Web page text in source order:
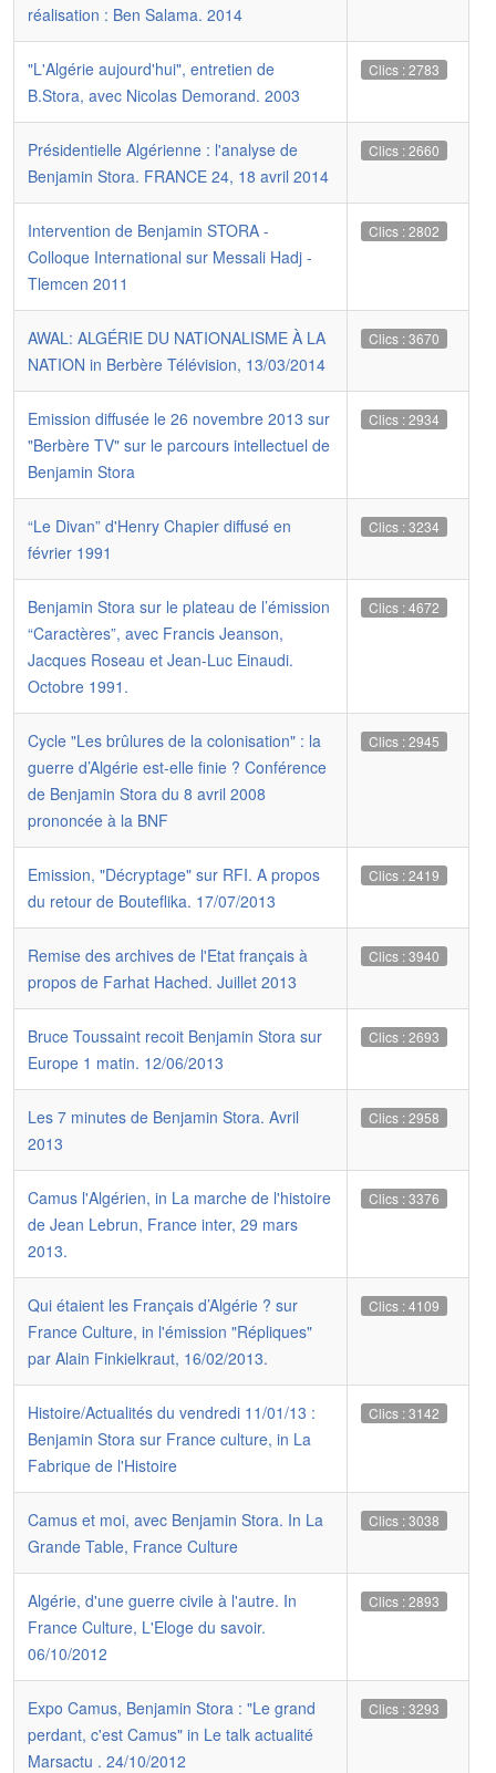
réalisation : Ben Salama. 2014
"L'Algérie aujourd'hui", entretien de
B.Stora, avec Nicolas Demorand. 2003
Clics : 2783
Présidentielle Algérienne : l'analyse de
Benjamin Stora. FRANCE 24, 18 avril 2014
Clics : 2660
Intervention de Benjamin STORA -
Colloque International sur Messali Hadj -
Tlemcen 2011
Clics : 2802
AWAL: ALGÉRIE DU NATIONALISME À LA
NATION in Berbère Télévision, 13/03/2014
Clics : 3670
Emission diffusée le 26 novembre 2013 sur
"Berbère TV" sur le parcours intellectuel de
Benjamin Stora
Clics : 2934
“Le Divan” d'Henry Chapier diffusé en
février 1991
Clics : 3234
Benjamin Stora sur le plateau de l’émission
“Caractères”, avec Francis Jeanson,
Jacques Roseau et Jean-Luc Einaudi.
Octobre 1991.
Clics : 4672
Cycle "Les brûlures de la colonisation" : la
guerre d’Algérie est-elle finie ? Conférence
de Benjamin Stora du 8 avril 2008
prononcée à la BNF
Clics : 2945
Emission, "Décryptage" sur RFI. A propos
du retour de Bouteflika. 17/07/2013
Clics : 2419
Remise des archives de l'Etat français à
propos de Farhat Hached. Juillet 2013
Clics : 3940
Bruce Toussaint recoit Benjamin Stora sur
Europe 1 matin. 12/06/2013
Clics : 2693
Les 7 minutes de Benjamin Stora. Avril
2013
Clics : 2958
Camus l'Algérien, in La marche de l'histoire
de Jean Lebrun, France inter, 29 mars
2013.
Clics : 3376
Qui étaient les Français d’Algérie ? sur
France Culture, in l'émission "Répliques"
par Alain Finkielkraut, 16/02/2013.
Clics : 4109
Histoire/Actualités du vendredi 11/01/13 :
Benjamin Stora sur France culture, in La
Fabrique de l'Histoire
Clics : 3142
Camus et moi, avec Benjamin Stora. In La
Grande Table, France Culture
Clics : 3038
Algérie, d'une guerre civile à l'autre. In
France Culture, L'Eloge du savoir.
06/10/2012
Clics : 2893
Expo Camus, Benjamin Stora : "Le grand
perdant, c'est Camus" in Le talk actualité
Marsactu . 24/10/2012
Clics : 3293